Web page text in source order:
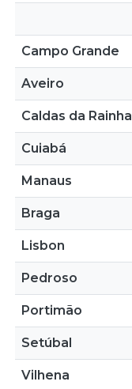
Campo Grande
Aveiro
Caldas da Rainha
Cuiabá
Manaus
Braga
Lisbon
Pedroso
Portimão
Setúbal
Vilhena